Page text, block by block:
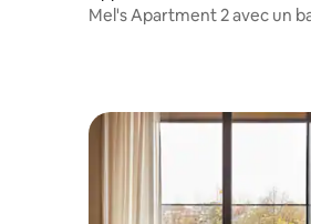
Mel's Apartment 2 avec un